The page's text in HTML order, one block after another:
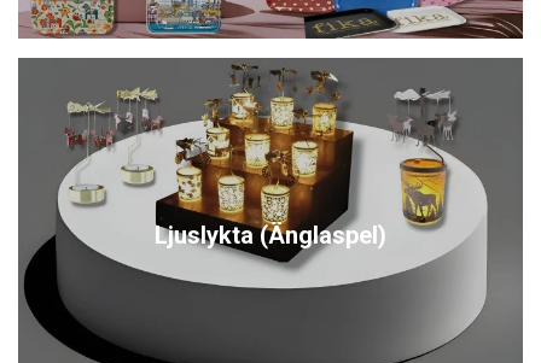
Ljuslykta (Änglaspel)